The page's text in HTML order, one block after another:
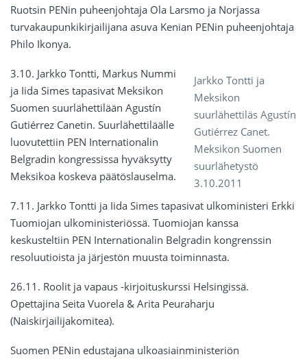
Ruotsin PENin puheenjohtaja Ola Larsmo ja Norjassa
turvakaupunkikirjailijana asuva Kenian PENin puheenjohtaja
Philo Ikonya.
Jarkko Tontti ja
Meksikon
suurlähettiläs Agustín
Gutiérrez Canet.
Meksikon Suomen
suurlähetystö
3.10.2011
3.10. Jarkko Tontti, Markus Nummi
ja Iida Simes tapasivat Meksikon
Suomen suurlähettilään Agustín
Gutiérrez Canetin. Suurlähettiläälle
luovutettiin PEN Internationalin
Belgradin kongressissa hyväksytty
Meksikoa koskeva päätöslauselma.
7.11. Jarkko Tontti ja Iida Simes tapasivat ulkoministeri Erkki
Tuomiojan ulkoministeriössä. Tuomiojan kanssa
keskusteltiin PEN Internationalin Belgradin kongrenssin
resoluutioista ja järjestön muusta toiminnasta.
26.11. Roolit ja vapaus -kirjoituskurssi Helsingissä.
Opettajina Seita Vuorela & Arita Peuraharju
(Naiskirjailijakomitea).
Suomen PENin edustajana ulkoasiainministeriön